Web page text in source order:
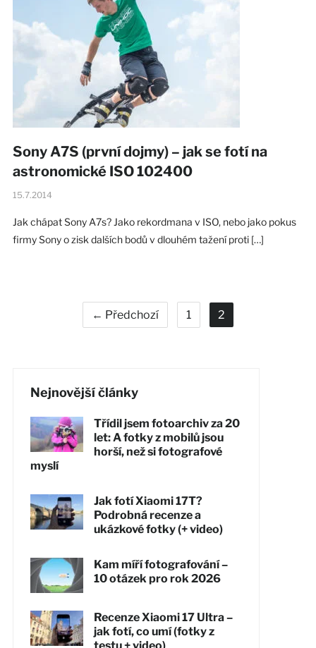
Sony A7S (první dojmy) – jak se fotí na
astronomické ISO 102400
15.7.2014
Jak chápat Sony A7s? Jako rekordmana v ISO, nebo jako pokus
firmy Sony o zisk dalších bodů v dlouhém tažení proti […]
← Předchozí 1 2
Nejnovější články
Třídil jsem fotoarchiv za 20
let: A fotky z mobilů jsou
horší, než si fotografové
myslí
Jak fotí Xiaomi 17T?
Podrobná recenze a
ukázkové fotky (+ video)
Kam míří fotografování –
10 otázek pro rok 2026
Recenze Xiaomi 17 Ultra –
jak fotí, co umí (fotky z